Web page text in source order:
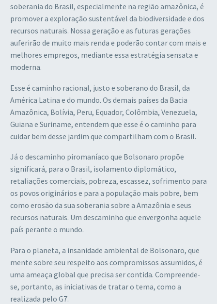
soberania do Brasil, especialmente na região amazônica, é
promover a exploração sustentável da biodiversidade e dos
recursos naturais. Nossa geração e as futuras gerações
auferirão de muito mais renda e poderão contar com mais e
melhores empregos, mediante essa estratégia sensata e
moderna.
Esse é caminho racional, justo e soberano do Brasil, da
América Latina e do mundo. Os demais países da Bacia
Amazônica, Bolívia, Peru, Equador, Colômbia, Venezuela,
Guiana e Suriname, entendem que esse é o caminho para
cuidar bem desse jardim que compartilham com o Brasil.
Já o descaminho piromaníaco que Bolsonaro propõe
significará, para o Brasil, isolamento diplomático,
retaliações comerciais, pobreza, escassez, sofrimento para
os povos originários e para a população mais pobre, bem
como erosão da sua soberania sobre a Amazônia e seus
recursos naturais. Um descaminho que envergonha aquele
país perante o mundo.
Para o planeta, a insanidade ambiental de Bolsonaro, que
mente sobre seu respeito aos compromissos assumidos, é
uma ameaça global que precisa ser contida. Compreende-
se, portanto, as iniciativas de tratar o tema, como a
realizada pelo G7.